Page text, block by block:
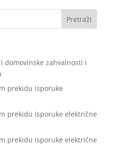
domovinske zahvalnosti i
prekidu isporuke
prekidu isporuke električne
prekidu isporuke električne